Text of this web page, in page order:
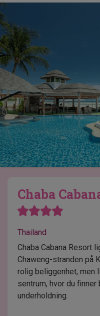
Chaba
Thailand
Chaba Cabana Resort
Chaweng-stranden på
rolig beliggenhet, men
sentrum, hvor du
underholdning.